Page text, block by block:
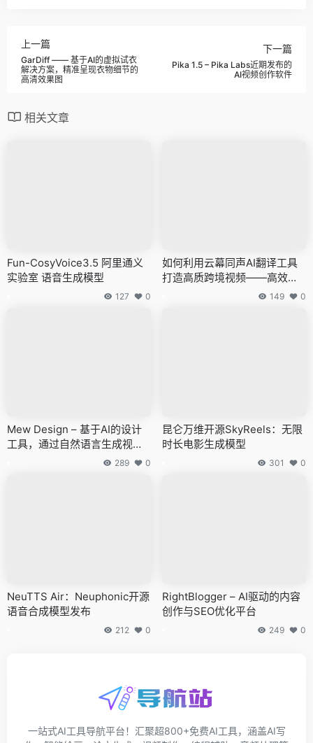
上一篇
GarDiff —— 基于AI的虚拟试衣
解决方案，精准呈现衣物细节的
高清效果图
下一篇
Pika 1.5 – Pika Labs近期发布的
AI视频创作软件
相关文章
Fun-CosyVoice3.5 阿里通义
实验室 语音生成模型
127 0
如何利用云幕同声AI翻译工具
打造高质跨境视频——高效便
149 0
Mew Design – 基于AI的设计
工具，通过自然语言生成视觉
289 0
昆仑万维开源SkyReels：无限
时长电影生成模型
301 0
NeuTTS Air：Neuphonic开源
语音合成模型发布
212 0
RightBlogger – AI驱动的内容
创作与SEO优化平台
249 0
一站式AI工具导航平台！汇聚超800+免费AI工具，涵盖AI写